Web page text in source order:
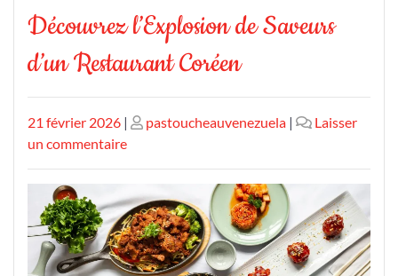
Découvrez l’Explosion de Saveurs
d’un Restaurant Coréen
Publié
le
21 février 2026 | Publié
pastoucheauvenezuela |
Laisser
un commentairesur
de
Saveurs
d’un
Restaurant